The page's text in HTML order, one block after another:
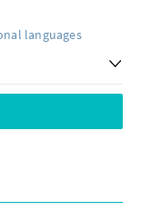
languages